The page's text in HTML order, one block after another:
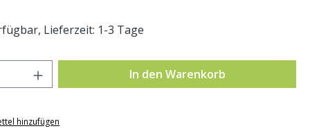
Lieferzeit: 1-3 Tage
Anzahl: Gib den gewünschten Wert
In den Warenkorb
hinzufügen